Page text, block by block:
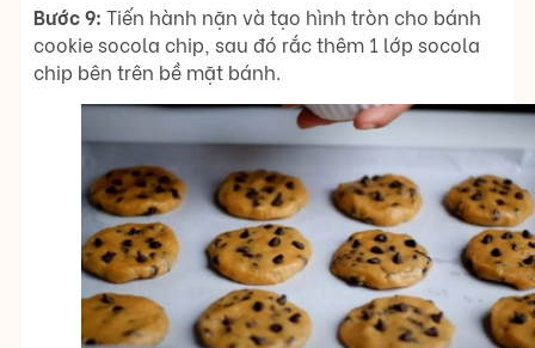
Bước 9: Tiến hành nặn và tạo hình tròn cho bánh
cookie socola chip, sau đó rắc thêm 1 lớp socola
chip bên trên bề mặt bánh.